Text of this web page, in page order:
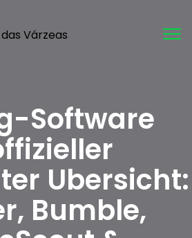
Software
Ubersicht:
Bumble,